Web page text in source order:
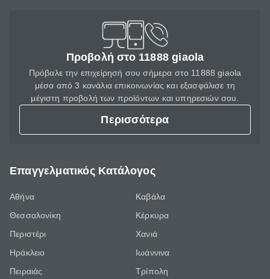
Προβολή στο 11888 giaola
Πρόβαλε την επιχείρησή σου σήμερα στο 11888 giaola
μέσα από 3 κανάλια επικοινωνίας και εξασφάλισε τη
μέγιστη προβολή των προϊόντων και υπηρεσιών σου.
Περισσότερα
Επαγγελματικός Κατάλογος
Αθήνα
Θεσσαλονίκη
Περιστέρι
Ηράκλειο
Πειραιάς
Καβάλα
Κέρκυρα
Χανιά
Ιωάννινα
Τρίπολη